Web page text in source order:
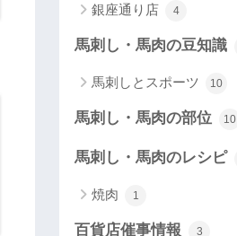
銀座通り店 4
馬刺し・馬肉の豆知識
馬刺しとスポーツ 10
馬刺し・馬肉の部位 10
馬刺し・馬肉のレシピ
焼肉 1
百貨店催事情報 3